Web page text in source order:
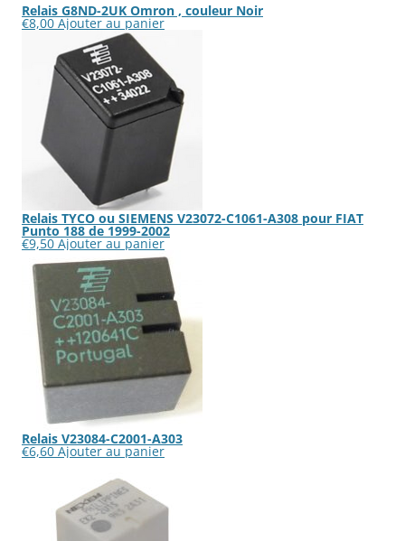
Relais G8ND-2UK Omron , couleur Noir
€8,00 Ajouter au panier
Relais TYCO ou SIEMENS V23072-C1061-A308 pour FIAT
Punto 188 de 1999-2002
€9,50 Ajouter au panier
Relais V23084-C2001-A303
€6,60 Ajouter au panier